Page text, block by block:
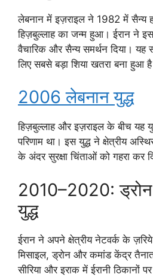
लेबनान में इज़राइल ने 1982 में सैन्य
हिज़बुल्लाह का जन्म हुआ। ईरान ने
वैचारिक और सैन्य समर्थन दिया।
लिए सबसे बड़ा शिया खतरा बना हुआ
2006 लेबनान युद्ध
हिज़बुल्लाह और इज़राइल के बीच यह
परिणाम था। इस युद्ध ने क्षेत्रीय
के अंदर सुरक्षा चिंताओं को गहरा कर
2010–2020:
युद्ध
ईरान ने अपने क्षेत्रीय नेटवर्क के
मिसाइल, ड्रोन और कमांड केंद्र
सीरिया और इराक में ईरानी ठिकानों